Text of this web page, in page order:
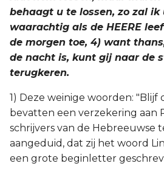
behaagt u te lossen, zo zal ik
waarachtig als de HEERE
de morgen toe, 4) want
de nacht is, kunt gij naar de
terugkeren.
1) Deze weinige woorden: "Blijf
bevatten een verzekering aan
schrijvers van de Hebreeuwse
aangeduid, dat zij het woord
een grote beginletter